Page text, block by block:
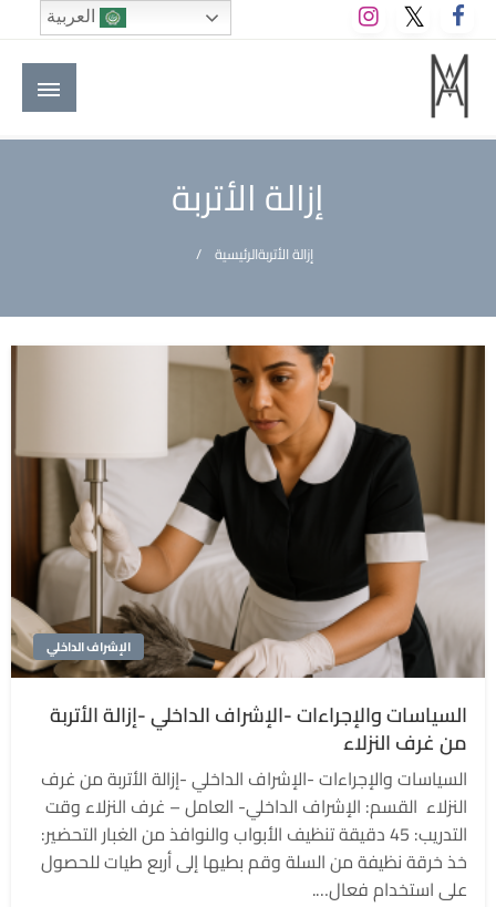
التخطي
إلى
المحتوى
M A hotels | إم ايه هوتيلز
الموقع الأول للعاملين في الفنادق في العالم العربي
إزالة الأتربة
الرئيسيةإزالة الأتربة
الإشراف الداخلي
السياسات والإجراءات -الإشراف الداخلي -إزالة الأتربة
من غرف النزلاء
السياسات والإجراءات -الإشراف الداخلي -إزالة الأتربة من غرف
النزلاء القسم: الإشراف الداخلي- العامل – غرف النزلاء وقت
التدريب: 45 دقيقة تنظيف الأبواب والنوافذ من الغبار التحضير:
خذ خرقة نظيفة من السلة وقم بطيها إلى أربع طيات للحصول
على استخدام فعال….
العربية